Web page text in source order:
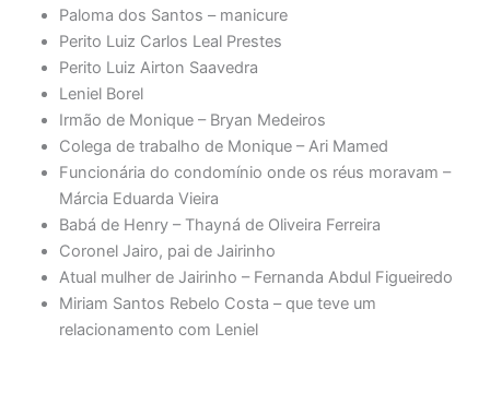
Paloma dos Santos – manicure
Perito Luiz Carlos Leal Prestes
Perito Luiz Airton Saavedra
Leniel Borel
Irmão de Monique – Bryan Medeiros
Colega de trabalho de Monique – Ari Mamed
Funcionária do condomínio onde os réus moravam –
Márcia Eduarda Vieira
Babá de Henry – Thayná de Oliveira Ferreira
Coronel Jairo, pai de Jairinho
Atual mulher de Jairinho – Fernanda Abdul Figueiredo
Miriam Santos Rebelo Costa – que teve um
relacionamento com Leniel